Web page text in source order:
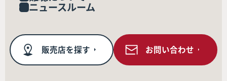
ニュースルーム
販売店を探す お問い合わせ